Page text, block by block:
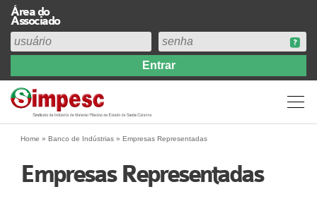
Área do
Associado
Institucional
Perfil
Diretoria
Abrangência
Home » Banco de Indústrias » Empresas Representadas
Empresas Representadas